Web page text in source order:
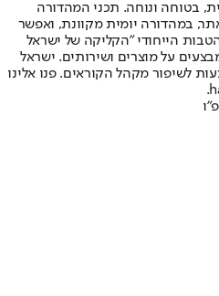
בטוחה ונוחה. תכני המהדורה
במהדורה יומית מקוונת, ואפשר
הייחודי "הקליקה של ישראל
על מוצרים ושירותים. ישראל
לשיפור מקהל הקוראים. פנו אלינו